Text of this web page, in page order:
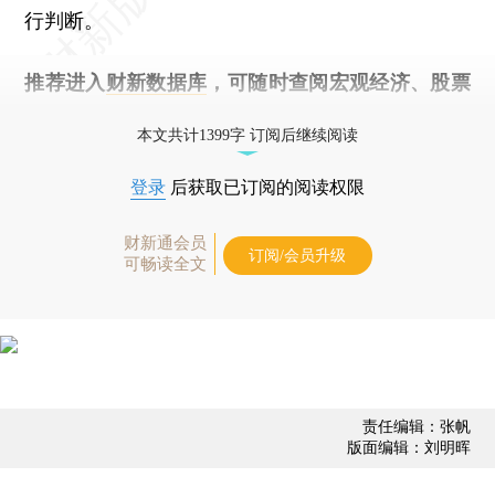
行判断。
推荐进入 财新数据库 ，可随时查阅宏观经济、股票
本文共计1399字 订阅后继续阅读
登录 后获取已订阅的阅读权限
财新通会员
可畅读全文
订阅/会员升级
责任编辑：张帆
版面编辑：刘明晖